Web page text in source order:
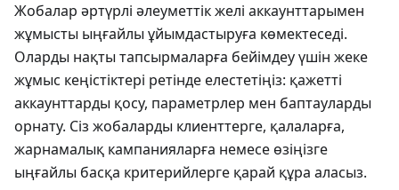
Жобалар әртүрлі әлеуметтік желі аккаунттарымен
жұмысты ыңғайлы ұйымдастыруға көмектеседі.
Оларды нақты тапсырмаларға бейімдеу үшін жеке
жұмыс кеңістіктері ретінде елестетіңіз: қажетті
аккаунттарды қосу, параметрлер мен баптауларды
орнату. Сіз жобаларды клиенттерге, қалаларға,
жарнамалық кампанияларға немесе өзіңізге
ыңғайлы басқа критерийлерге қарай құра аласыз.